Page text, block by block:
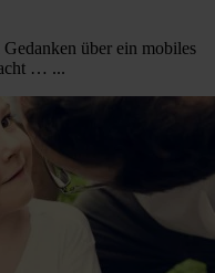
über ein mobiles
… ...